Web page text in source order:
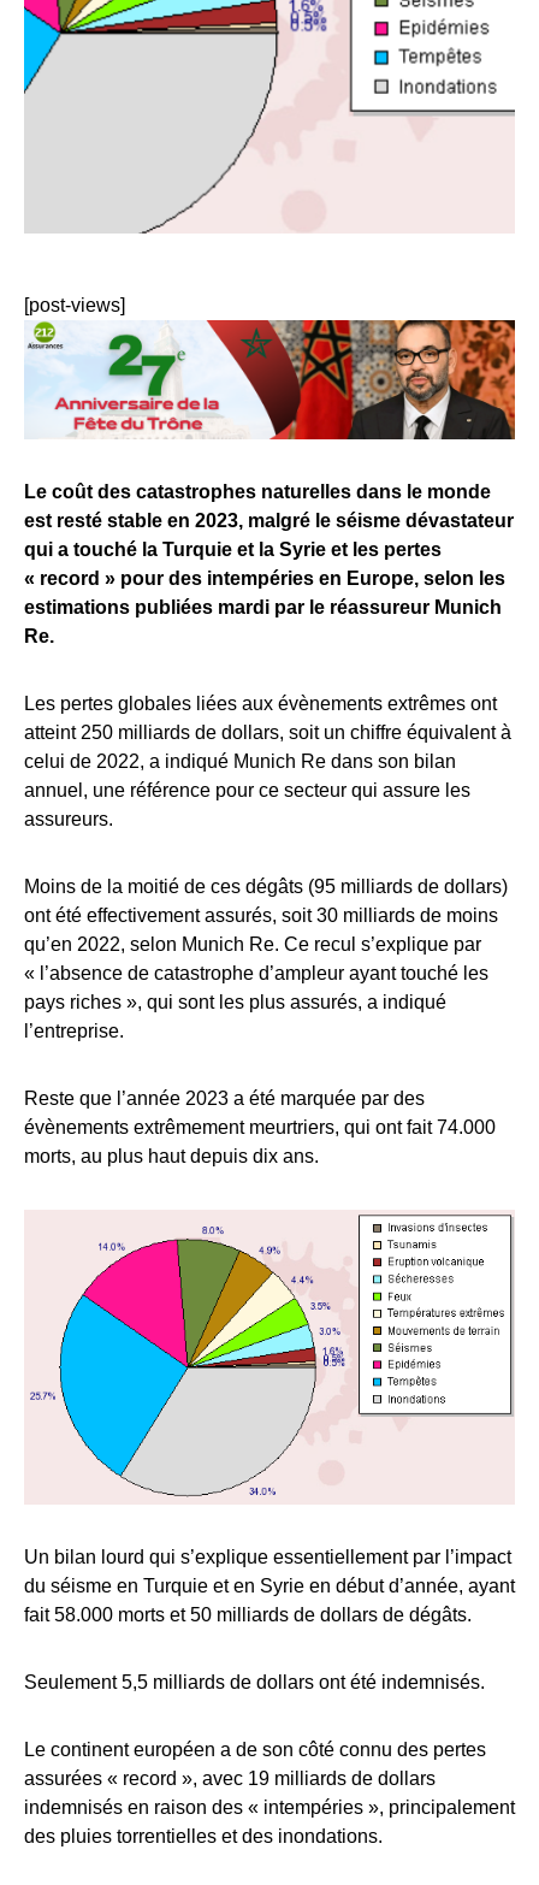
[post-views]
Le coût des catastrophes naturelles dans le monde
est resté stable en 2023, malgré le séisme dévastateur
qui a touché la Turquie et la Syrie et les pertes
« record » pour des intempéries en Europe, selon les
estimations publiées mardi par le réassureur Munich
Re.
Les pertes globales liées aux évènements extrêmes ont
atteint 250 milliards de dollars, soit un chiffre équivalent à
celui de 2022, a indiqué Munich Re dans son bilan
annuel, une référence pour ce secteur qui assure les
assureurs.
Moins de la moitié de ces dégâts (95 milliards de dollars)
ont été effectivement assurés, soit 30 milliards de moins
qu’en 2022, selon Munich Re. Ce recul s’explique par
« l’absence de catastrophe d’ampleur ayant touché les
pays riches », qui sont les plus assurés, a indiqué
l’entreprise.
Reste que l’année 2023 a été marquée par des
évènements extrêmement meurtriers, qui ont fait 74.000
morts, au plus haut depuis dix ans.
Un bilan lourd qui s’explique essentiellement par l’impact
du séisme en Turquie et en Syrie en début d’année, ayant
fait 58.000 morts et 50 milliards de dollars de dégâts.
Seulement 5,5 milliards de dollars ont été indemnisés.
Le continent européen a de son côté connu des pertes
assurées « record », avec 19 milliards de dollars
indemnisés en raison des « intempéries », principalement
des pluies torrentielles et des inondations.